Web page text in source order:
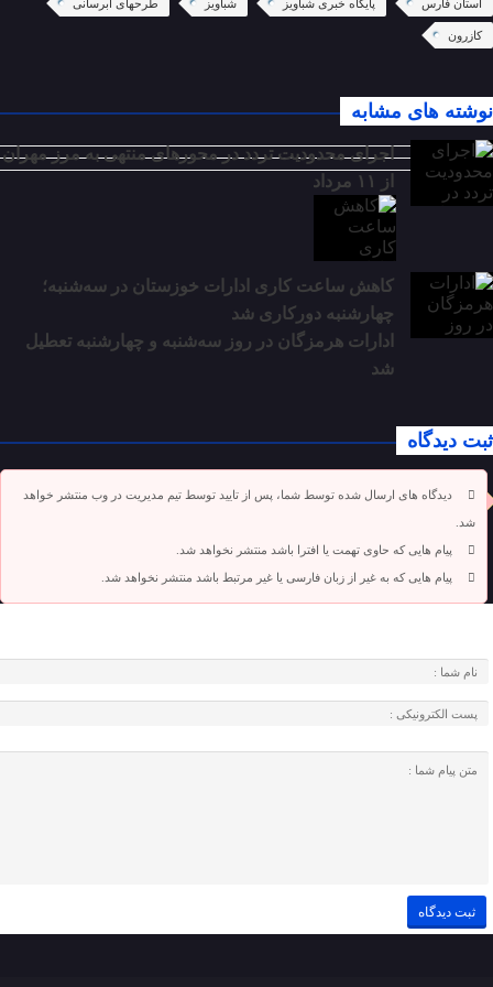
استان فارس پایگاه خبری شباویز شباویز طرحهای آبرسانی
کازرون
نوشته های مشابه
اجرای محدودیت تردد در محورهای منتهی به مرز مهران
از ۱۱ مرداد
کاهش ساعت کاری ادارات خوزستان در سه‌شنبه؛
چهارشنبه دورکاری شد
ادارات هرمزگان در روز سه‌شنبه و چهارشنبه تعطیل
شد
ثبت دیدگاه
دیدگاه های ارسال شده توسط شما، پس از تایید توسط تیم مدیریت در وب منتشر خواهد
شد.
پیام هایی که حاوی تهمت یا افترا باشد منتشر نخواهد شد.
پیام هایی که به غیر از زبان فارسی یا غیر مرتبط باشد منتشر نخواهد شد.